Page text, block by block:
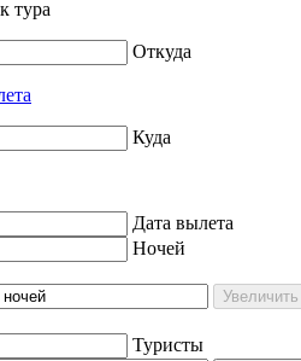
тура
Откуда
Куда
Дата вылета
Ночей
Увеличить
Туристы